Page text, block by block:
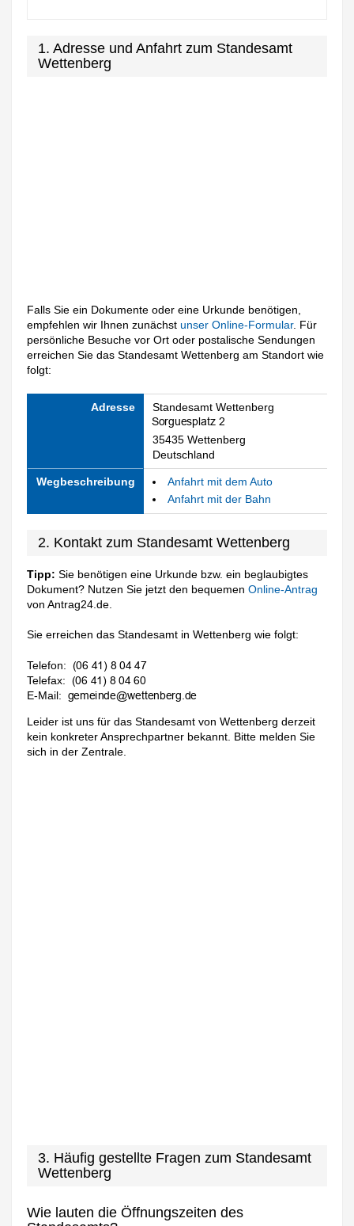
1. Adresse und Anfahrt zum Standesamt
Wettenberg
Falls Sie ein Dokumente oder eine Urkunde benötigen,
empfehlen wir Ihnen zunächstunser Online-Formular. Für
persönliche Besuche vor Ort oder postalische Sendungen
erreichen Sie das Standesamt Wettenberg am Standort wie
folgt:
Adresse Standesamt Wettenberg
35435 Wettenberg
Deutschland
Wegbeschreibung
Anfahrt mit dem Auto
Anfahrt mit der Bahn
2. Kontakt zum Standesamt Wettenberg
Tipp: Sie benötigen eine Urkunde bzw. ein beglaubigtes
Dokument? Nutzen Sie jetzt den bequemenOnline-Antrag
von Antrag24.de.
Sie erreichen das Standesamt in Wettenberg wie folgt:
Telefon:
Telefax:
E-Mail:
Leider ist uns für das Standesamt von Wettenberg derzeit
kein konkreter Ansprechpartner bekannt. Bitte melden Sie
sich in der Zentrale.
3. Häufig gestellte Fragen zum Standesamt
Wettenberg
Wie lauten die Öffnungszeiten des